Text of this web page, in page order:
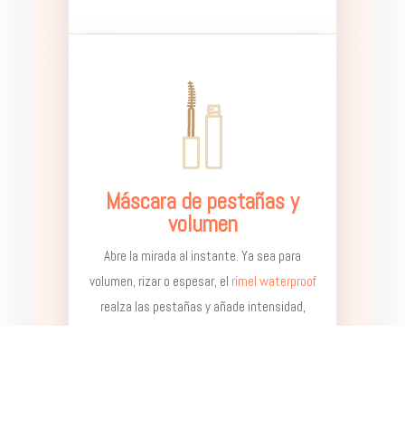
Máscara de pestañas y
volumen
Abre la mirada al instante. Ya sea para
volumen, rizar o espesar, el rímel waterproof
realza las pestañas y añade intensidad,